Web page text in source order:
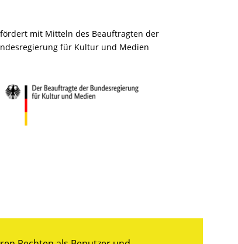
mit Mitteln des Beauftragten der
für Kultur und Medien